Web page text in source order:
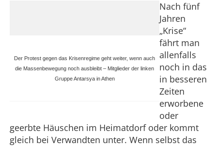
Der Protest gegen das Krisenregime geht weiter, wenn auch
die Massenbewegung noch ausbleibt – Mitglieder der linken
Gruppe Antarsya in Athen
Nach fünf
Jahren
„Krise“
fährt man
allenfalls
noch in das
in besseren
Zeiten
erworbene
oder
geerbte Häuschen im Heimatdorf oder kommt
gleich bei Verwandten unter. Wenn selbst das